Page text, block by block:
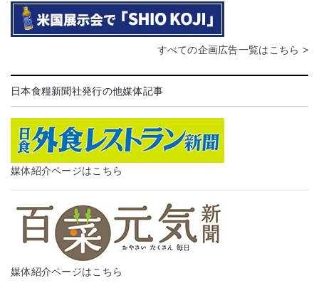
すべての企画広告一覧はこちら >
日本食糧新聞社発行の他媒体記事
媒体紹介ページはこちら
媒体紹介ページはこちら